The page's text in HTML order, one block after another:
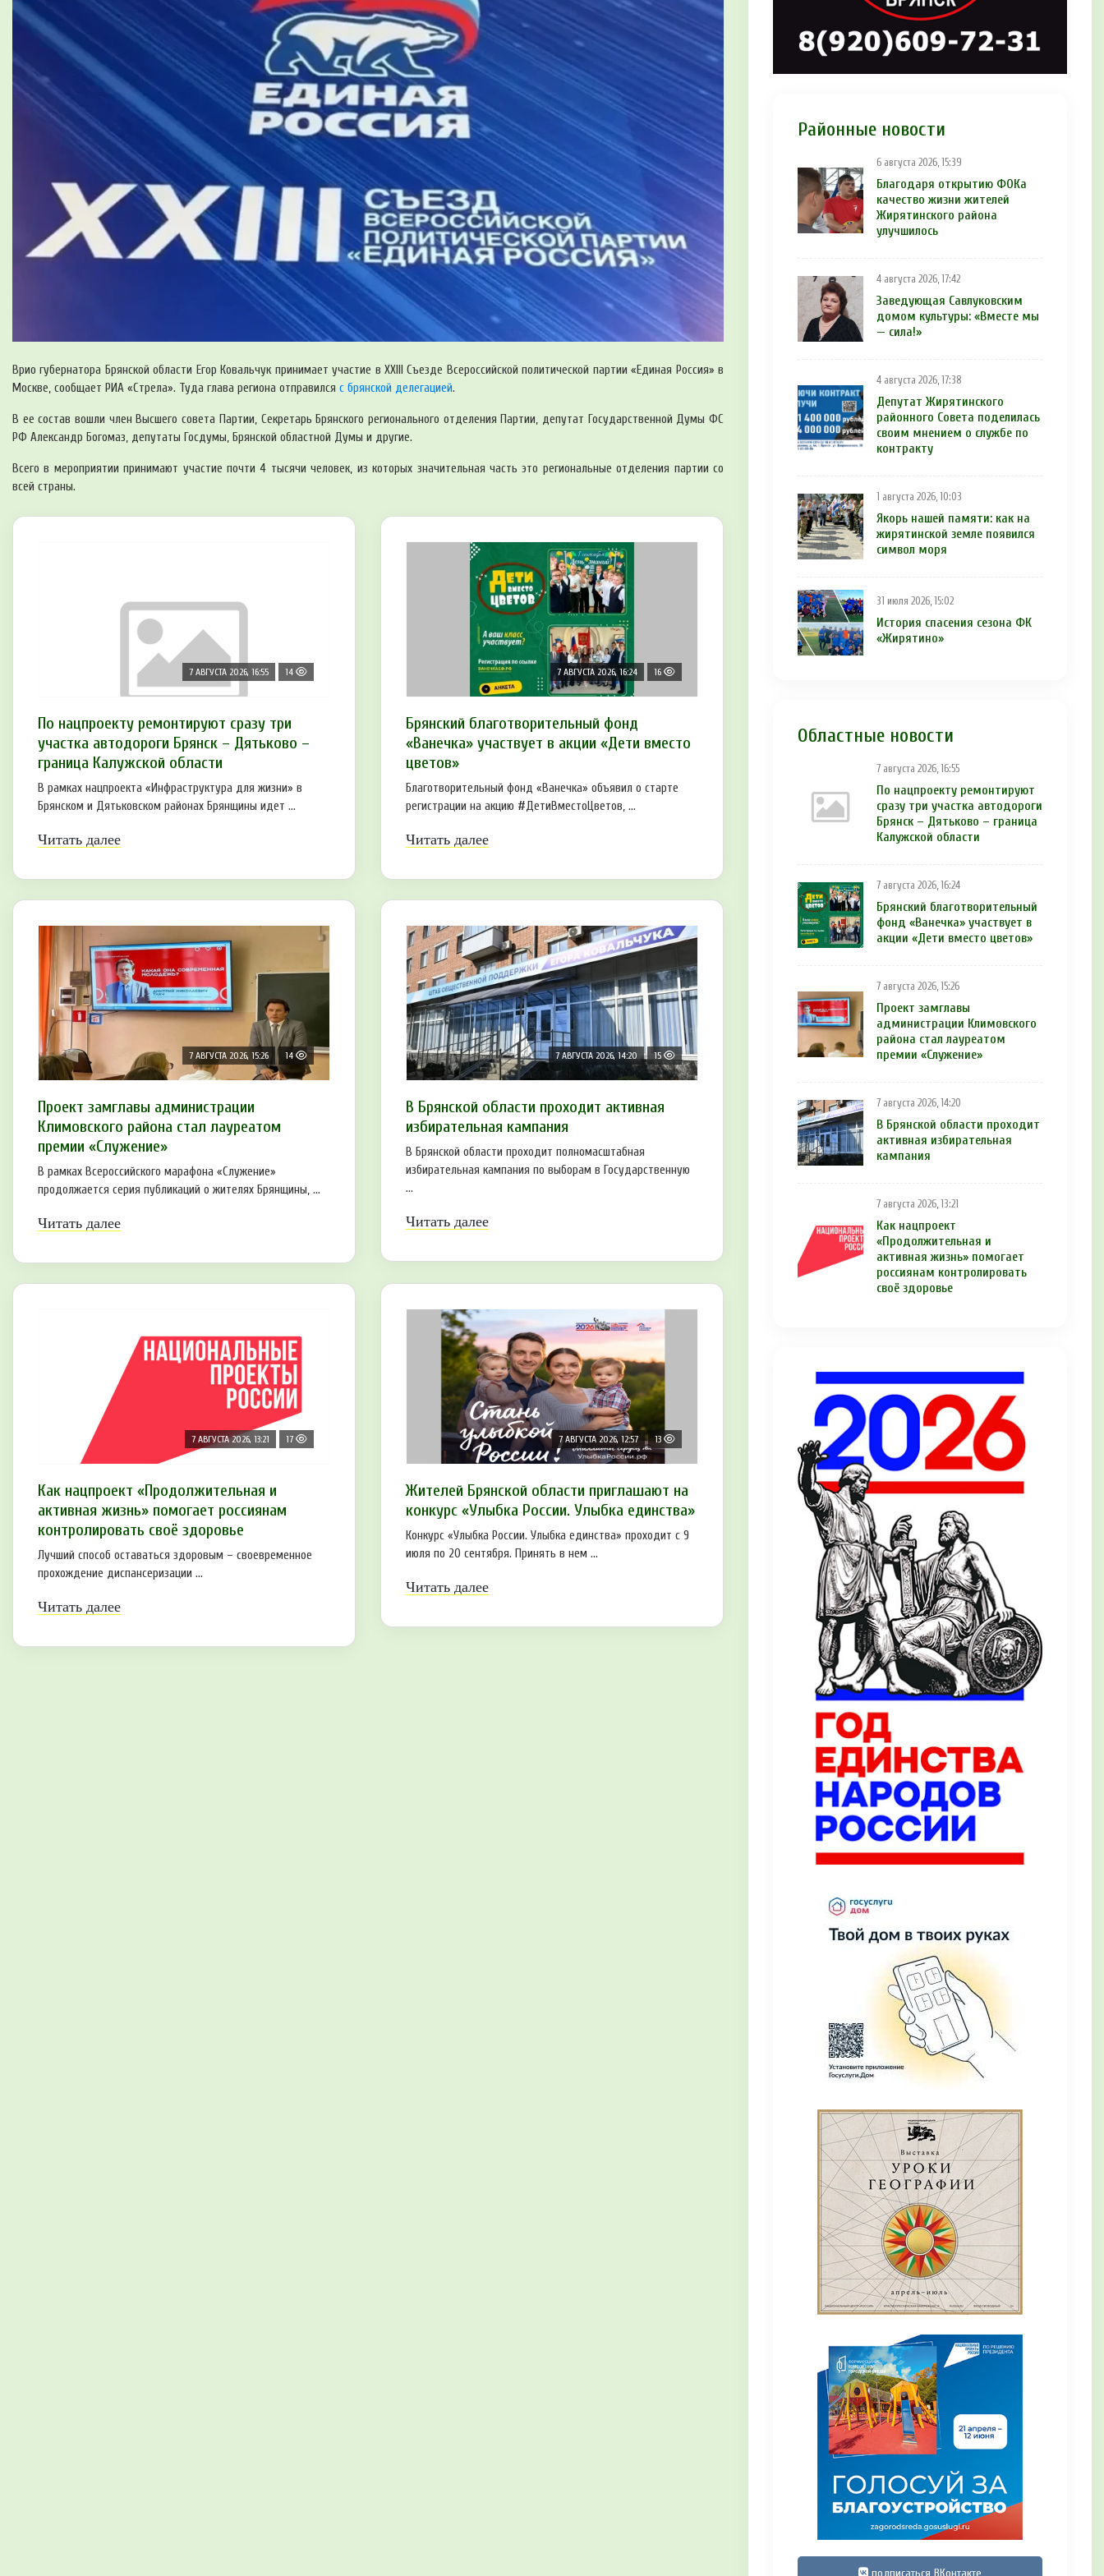
Врио губернатора Брянской области Егор Ковальчук принимает участие в XXIII Съезде Всероссийской политической партии «Единая Россия» в
Москве, сообщает РИА «Стрела». Туда глава региона отправился с брянской делегацией.
В ее состав вошли член Высшего совета Партии, Секретарь Брянского регионального отделения Партии, депутат Государственной Думы ФС
РФ Александр Богомаз, депутаты Госдумы, Брянской областной Думы и другие.
Всего в мероприятии принимают участие почти 4 тысячи человек, из которых значительная часть это региональные отделения партии со
всей страны.
7 АВГУСТА 2026, 16:55 14
По нацпроекту ремонтируют сразу три
участка автодороги Брянск – Дятьково –
граница Калужской области
В рамках нацпроекта «Инфраструктура для жизни» в
Брянском и Дятьковском районах Брянщины идет ...
Читать далее
7 АВГУСТА 2026, 16:24 16
Брянский благотворительный фонд
«Ванечка» участвует в акции «Дети вместо
цветов»
Благотворительный фонд «Ванечка» объявил о старте
регистрации на акцию #ДетиВместоЦветов, ...
Читать далее
7 АВГУСТА 2026, 15:26 14
Проект замглавы администрации
Климовского района стал лауреатом
премии «Служение»
В рамках Всероссийского марафона «Служение»
продолжается серия публикаций о жителях Брянщины, ...
Читать далее
7 АВГУСТА 2026, 14:20 15
В Брянской области проходит активная
избирательная кампания
В Брянской области проходит полномасштабная
избирательная кампания по выборам в Государственную
...
Читать далее
7 АВГУСТА 2026, 13:21 17
Как нацпроект «Продолжительная и
активная жизнь» помогает россиянам
контролировать своё здоровье
Лучший способ оставаться здоровым – своевременное
прохождение диспансеризации ...
Читать далее
7 АВГУСТА 2026, 12:57 13
Жителей Брянской области приглашают на
конкурс «Улыбка России. Улыбка единства»
Конкурс «Улыбка России. Улыбка единства» проходит с 9
июля по 20 сентября. Принять в нем ...
Читать далее
Районные новости
6 августа 2026, 15:39
Благодаря открытию ФОКа
качество жизни жителей
Жирятинского района
улучшилось
4 августа 2026, 17:42
Заведующая Савлуковским
домом культуры: «Вместе мы
— сила!»
4 августа 2026, 17:38
Депутат Жирятинского
районного Совета поделилась
своим мнением о службе по
контракту
1 августа 2026, 10:03
Якорь нашей памяти: как на
жирятинской земле появился
символ моря
31 июля 2026, 15:02
История спасения сезона ФК
«Жирятино»
Областные новости
7 августа 2026, 16:55
По нацпроекту ремонтируют
сразу три участка автодороги
Брянск – Дятьково – граница
Калужской области
7 августа 2026, 16:24
Брянский благотворительный
фонд «Ванечка» участвует в
акции «Дети вместо цветов»
7 августа 2026, 15:26
Проект замглавы
администрации Климовского
района стал лауреатом
премии «Служение»
7 августа 2026, 14:20
В Брянской области проходит
активная избирательная
кампания
7 августа 2026, 13:21
Как нацпроект
«Продолжительная и
активная жизнь» помогает
россиянам контролировать
своё здоровье